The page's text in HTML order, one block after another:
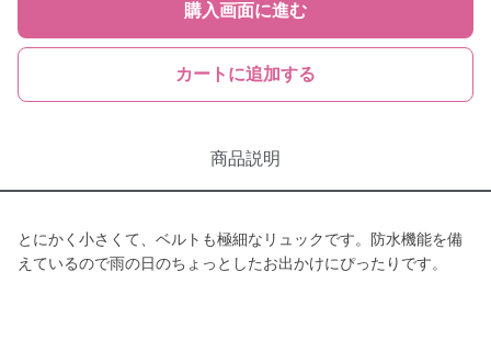
購入画面に進む
カートに追加する
商品説明
とにかく小さくて、ベルトも極細なリュックです。防水機能を備
えているので雨の日のちょっとしたお出かけにぴったりです。